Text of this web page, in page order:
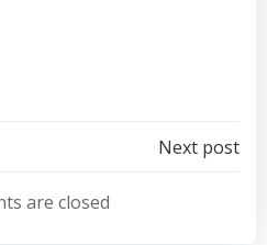
navigation
Next post
are closed